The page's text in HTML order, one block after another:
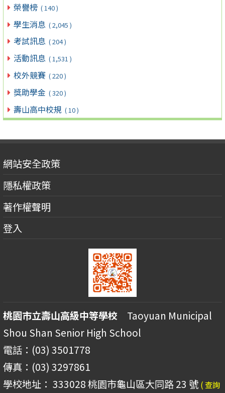
榮譽榜 ( 140 )
學生消息 ( 2,045 )
考試訊息 ( 204 )
活動訊息 ( 1,531 )
校外競賽 ( 220 )
獎助學金 ( 320 )
壽山高中校規 ( 10 )
網站安全政策
隱私權政策
著作權聲明
登入
桃園市立壽山高級中等學校 Taoyuan Municipal
Shou Shan Senior High School
電話：(03) 3501778
傳真：(03) 3297861
學校地址： 333028 桃園市龜山區大同路 23 號 ( 查詢